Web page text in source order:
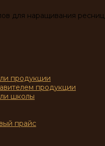
для наращивания ресниц
продукции
продукции
школы
прайс